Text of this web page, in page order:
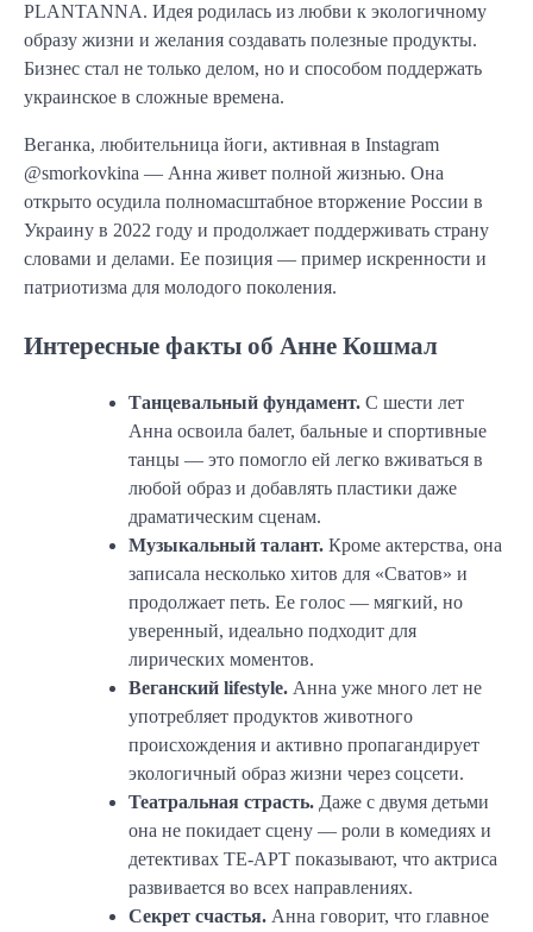
PLANTANNA. Идея родилась из любви к экологичному
образу жизни и желания создавать полезные продукты.
Бизнес стал не только делом, но и способом поддержать
украинское в сложные времена.
Веганка, любительница йоги, активная в Instagram
@smorkovkina — Анна живет полной жизнью. Она
открыто осудила полномасштабное вторжение России в
Украину в 2022 году и продолжает поддерживать страну
словами и делами. Ее позиция — пример искренности и
патриотизма для молодого поколения.
Интересные факты об Анне Кошмал
Танцевальный фундамент. С шести лет
Анна освоила балет, бальные и спортивные
танцы — это помогло ей легко вживаться в
любой образ и добавлять пластики даже
драматическим сценам.
Музыкальный талант. Кроме актерства, она
записала несколько хитов для «Сватов» и
продолжает петь. Ее голос — мягкий, но
уверенный, идеально подходит для
лирических моментов.
Веганский lifestyle. Анна уже много лет не
употребляет продуктов животного
происхождения и активно пропагандирует
экологичный образ жизни через соцсети.
Театральная страсть. Даже с двумя детьми
она не покидает сцену — роли в комедиях и
детективах ТЕ-АРТ показывают, что актриса
развивается во всех направлениях.
Секрет счастья. Анна говорит, что главное